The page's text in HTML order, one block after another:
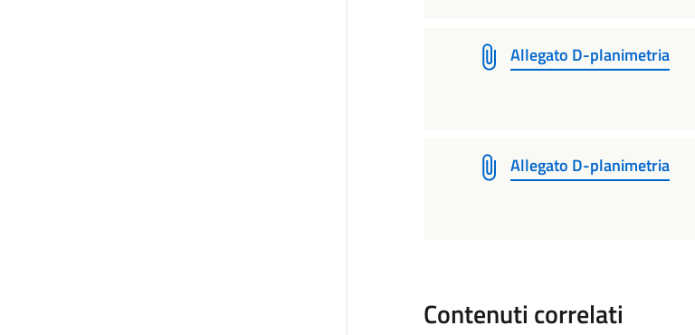
Allegato D-planimetria
Allegato D-planimetria
Contenuti correlati